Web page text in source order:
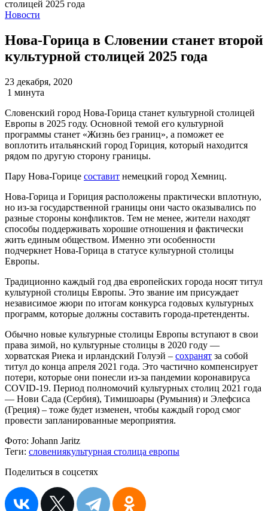
Новости
Нова-Горица в Словении станет второй
культурной столицей 2025 года
23 декабря, 2020
1 минута
Словенский город Нова-Горица станет культурной столицей
Европы в 2025 году. Основной темой его культурной
программы станет «Жизнь без границ», а поможет ее
воплотить итальянский город Гориция, который находится
рядом по другую сторону границы.
Пару Нова-Горице составит немецкий город Хемниц.
Нова-Горица и Гориция расположены практически вплотную,
но из-за государственной границы они часто оказывались по
разные стороны конфликтов. Тем не менее, жители находят
способы поддерживать хорошие отношения и фактически
жить единым обществом. Именно эти особенности
подчеркнет Нова-Горица в статусе культурной столицы
Европы.
Традиционно каждый год два европейских города носят титул
культурной столицы Европы. Это звание им присуждает
независимое жюри по итогам конкурса годовых культурных
программ, которые должны составить города-претенденты.
Обычно новые культурные столицы Европы вступают в свои
права зимой, но культурные столицы в 2020 году —
хорватская Риека и ирландский Голуэй – сохранят за собой
титул до конца апреля 2021 года. Это частично компенсирует
потери, которые они понесли из-за пандемии коронавируса
COVID-19. Период полномочий культурных столиц 2021 года
— Нови Сада (Сербия), Тимишоары (Румыния) и Элефсиса
(Греция) – тоже будет изменен, чтобы каждый город смог
провести запланированные мероприятия.
Фото: Johann Jaritz
Теги: словениякультурная столица европы
Поделиться в соцсетях